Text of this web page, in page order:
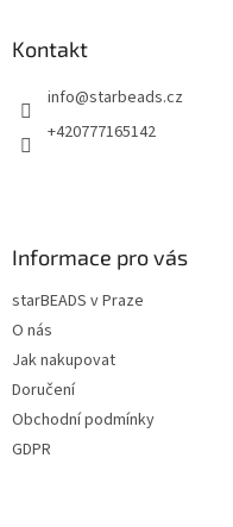
Kontakt
info@starbeads.cz
+420777165142
Informace pro vás
starBEADS v Praze
O nás
Jak nakupovat
Doručení
Obchodní podmínky
GDPR